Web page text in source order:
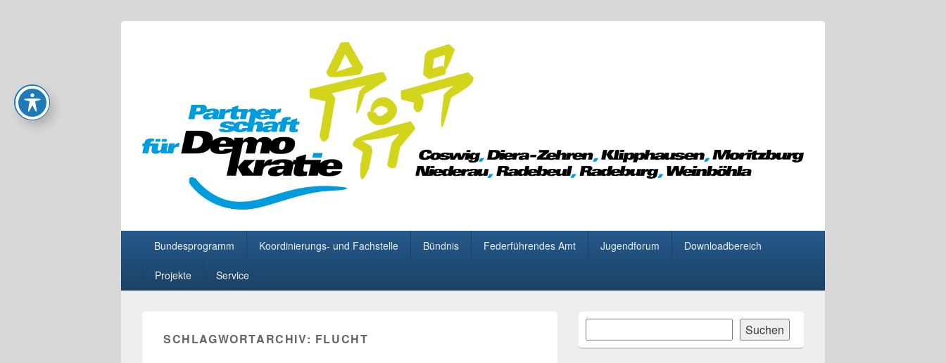
Partnerschaft für Demokratie
Bundesprogramm Koordinierungs- und Fachstelle Bündnis Federführendes Amt Jugendforum Downloadbereich
Projekte Service
SCHLAGWORTARCHIV: FLUCHT
Primärer
Widgetbereich
Suchen